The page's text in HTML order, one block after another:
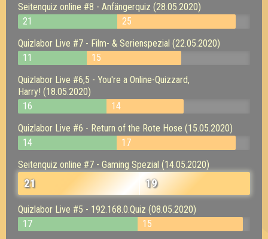
Seitenquiz online #8 - Anfängerquiz (28.05.2020)
21
25
Quizlabor Live #7 - Film- & Serienspezial (22.05.2020)
11
15
Quizlabor Live #6,5 - You're a Online-Quizzard,
Harry! (18.05.2020)
16
14
Quizlabor Live #6 - Return of the Rote Hose (15.05.2020)
14
17
Seitenquiz online #7 - Gaming Spezial (14.05.2020)
21 19
Quizlabor Live #5 - 192.168.0.Quiz (08.05.2020)
17
15